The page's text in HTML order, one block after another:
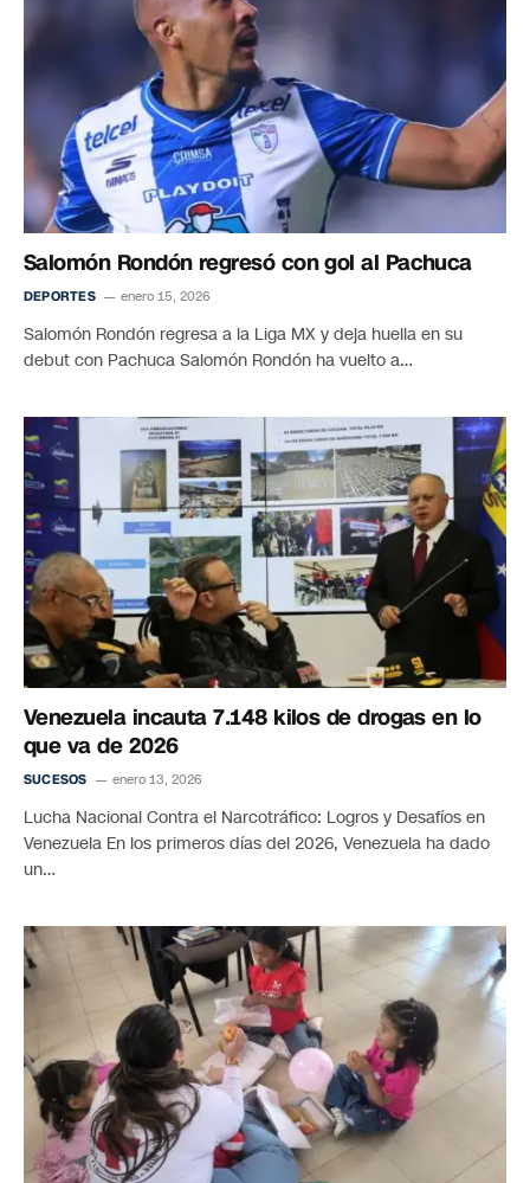
Salomón Rondón regresó con gol al Pachuca
DEPORTES enero 15, 2026
Salomón Rondón regresa a la Liga MX y deja huella en su
debut con Pachuca Salomón Rondón ha vuelto a…
Venezuela incauta 7.148 kilos de drogas en lo
que va de 2026
SUCESOS enero 13, 2026
Lucha Nacional Contra el Narcotráfico: Logros y Desafíos en
Venezuela En los primeros días del 2026, Venezuela ha dado
un…